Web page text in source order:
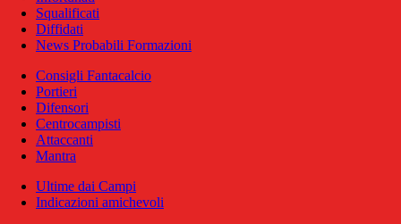
Squalificati
Diffidati
News Probabili Formazioni
Consigli Fantacalcio
Portieri
Difensori
Centrocampisti
Attaccanti
Mantra
Ultime dai Campi
Indicazioni amichevoli